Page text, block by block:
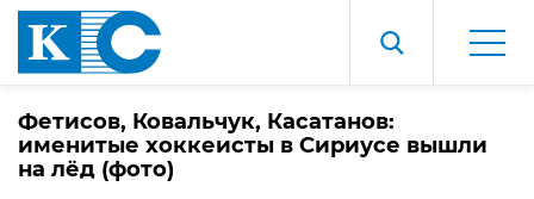
Фетисов, Ковальчук, Касатанов:
именитые хоккеисты в Сириусе вышли
на лёд (фото)